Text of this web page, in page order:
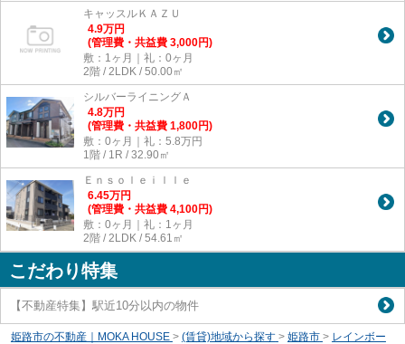
キャッスルＫＡＺＵ
4.9万円
(管理費・共益費 3,000円)
敷：1ヶ月｜礼：0ヶ月
2階 / 2LDK / 50.00㎡
シルバーライニングＡ
4.8万円
(管理費・共益費 1,800円)
敷：0ヶ月｜礼：5.8万円
1階 / 1R / 32.90㎡
Ｅｎｓｏｌｅｉｌｌｅ
6.45万円
(管理費・共益費 4,100円)
敷：0ヶ月｜礼：1ヶ月
2階 / 2LDK / 54.61㎡
こだわり特集
【不動産特集】駅近10分以内の物件
姫路市の不動産｜MOKA HOUSE > (賃貸)地域から探す > 姫路市 > レインボー